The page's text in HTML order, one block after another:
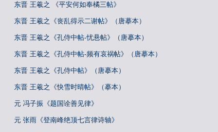
东晋 王羲之 《平安何如奉橘三帖》
东晋 王羲之《丧乱得示二谢帖》（唐摹本）
东晋 王羲之《孔侍中帖-忧悬帖》（唐摹本）
东晋 王羲之《孔侍中帖-频有哀祸帖》（唐摹本）
东晋 王羲之《孔侍中帖》（唐摹本）
东晋 王羲之《快雪时晴帖》（摹本）
元 冯子振《题国诠善见律》
元 张雨《登南峰绝顶七言律诗轴》